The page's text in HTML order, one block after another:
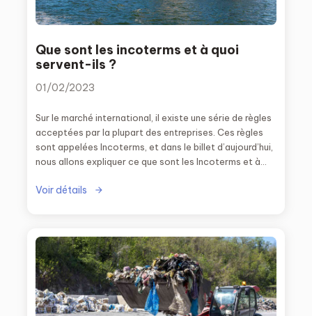
Que sont les incoterms et à quoi
servent-ils ?
01/02/2023
Sur le marché international, il existe une série de règles
acceptées par la plupart des entreprises. Ces règles
sont appelées Incoterms, et dans le billet d’aujourd’hui,
nous allons expliquer ce que sont les Incoterms et à
Voir détails